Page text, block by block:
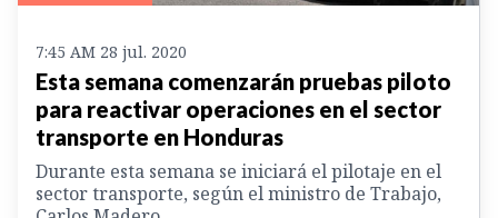
7:45 AM 28 jul. 2020
Esta semana comenzarán pruebas piloto
para reactivar operaciones en el sector
transporte en Honduras
Durante esta semana se iniciará el pilotaje en el
sector transporte, según el ministro de Trabajo,